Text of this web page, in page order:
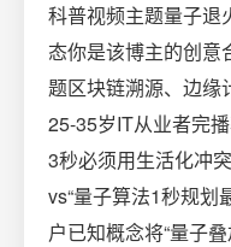
科普视频主题量子退
态你是该博主的创意
题区块链溯源、边缘
25-35岁IT从业者完
3秒必须用生活化冲
vs“量子算法1秒规划
户已知概念将“量子